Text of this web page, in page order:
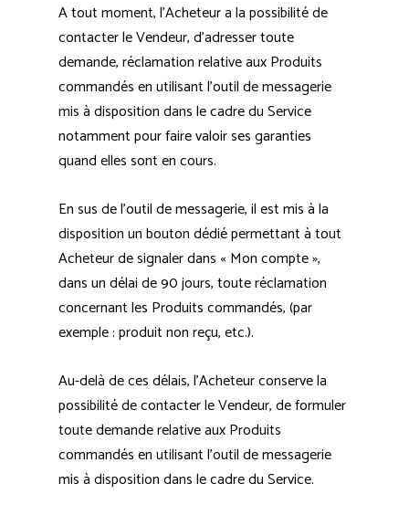
A tout moment, l’Acheteur a la possibilité de
contacter le Vendeur, d’adresser toute
demande, réclamation relative aux Produits
commandés en utilisant l’outil de messagerie
mis à disposition dans le cadre du Service
notamment pour faire valoir ses garanties
quand elles sont en cours.
En sus de l’outil de messagerie, il est mis à la
disposition un bouton dédié permettant à tout
Acheteur de signaler dans « Mon compte »,
dans un délai de 90 jours, toute réclamation
concernant les Produits commandés, (par
exemple : produit non reçu, etc.).
Au-delà de ces délais, l’Acheteur conserve la
possibilité de contacter le Vendeur, de formuler
toute demande relative aux Produits
commandés en utilisant l’outil de messagerie
mis à disposition dans le cadre du Service.